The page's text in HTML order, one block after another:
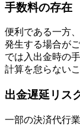
手数料の存在
便利である一方
発生する場合が
では入出金時の
計算を怠らない
出金遅延リス
一部の決済代行